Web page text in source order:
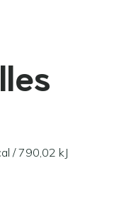
/ 790,02 kJ